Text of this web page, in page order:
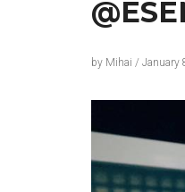
by Mihai / January